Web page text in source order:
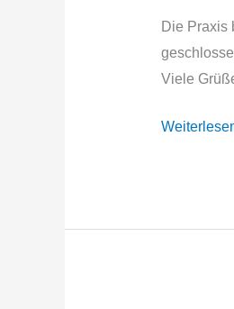
Die Praxis
Viele